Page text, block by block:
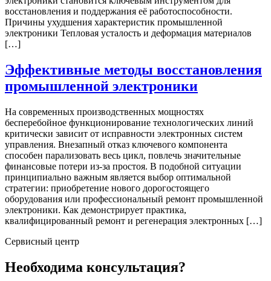
восстановления и поддержания её работоспособности.
Причины ухудшения характеристик промышленной
электроники Тепловая усталость и деформация материалов
[…]
Эффективные методы восстановления
промышленной электроники
На современных производственных мощностях
бесперебойное функционирование технологических линий
критически зависит от исправности электронных систем
управления. Внезапный отказ ключевого компонента
способен парализовать весь цикл, повлечь значительные
финансовые потери из-за простоя. В подобной ситуации
принципиально важным является выбор оптимальной
стратегии: приобретение нового дорогостоящего
оборудования или профессиональный ремонт промышленной
электроники. Как демонстрирует практика,
квалифицированный ремонт и регенерация электронных […]
Сервисный центр
Необходима консультация?